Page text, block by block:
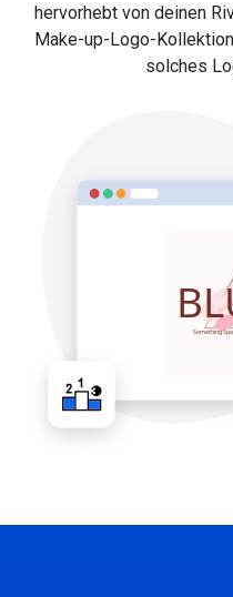
hervorhebt von deinen
Make-up-Logo-
solches